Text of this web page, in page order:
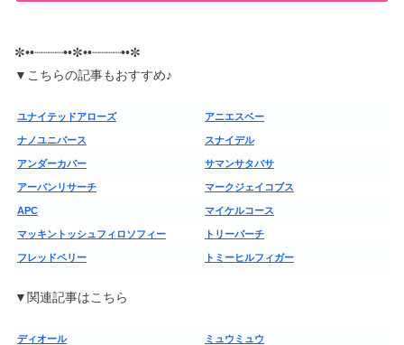
✼••┈┈┈┈••✼••┈┈┈┈••✼
▼こちらの記事もおすすめ♪
ユナイテッドアローズ アニエスベー
ナノユニバース スナイデル
アンダーカバー サマンサタバサ
アーバンリサーチ マークジェイコブス
APC マイケルコース
マッキントッシュフィロソフィー トリーバーチ
フレッドペリー トミーヒルフィガー
▼関連記事はこちら
ディオール ミュウミュウ